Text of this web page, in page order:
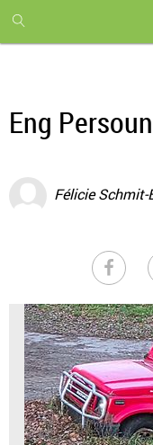
month
free
Eng
Félicie Schmit-